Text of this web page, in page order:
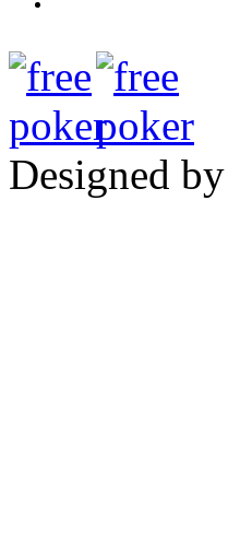
Designed by